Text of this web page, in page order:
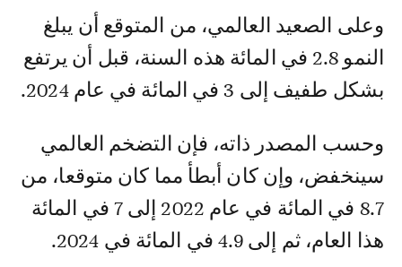
وعلى الصعيد العالمي، من المتوقع أن يبلغ
النمو 2.8 في المائة هذه السنة، قبل أن يرتفع
بشكل طفيف إلى 3 في المائة في عام 2024.
وحسب المصدر ذاته، فإن التضخم العالمي
سينخفض، وإن كان أبطأ مما كان متوقعا، من
8.7 في المائة في عام 2022 إلى 7 في المائة
هذا العام، ثم إلى 4.9 في المائة في 2024.